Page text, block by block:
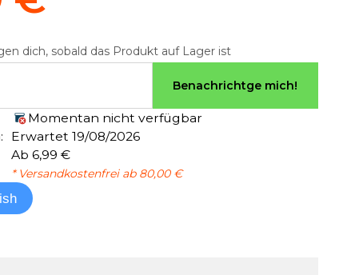
dich, sobald das Produkt auf Lager ist
Benachrichtge mich!
Momentan nicht verfügbar
Erwartet 19/08/2026
Ab 6,99 €
* Versandkostenfrei ab 80,00 €